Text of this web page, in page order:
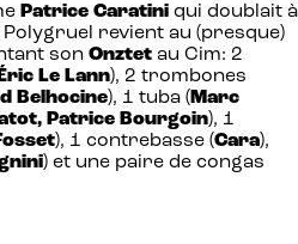
Patrice Caratini qui doublait à
revient au (presque)
son Onztet au Cim: 2
Le Lann), 2 trombones
Belhocine), 1 tuba ( Marc
Patrice Bourgoin), 1
), 1 contrebasse (Cara),
) et une paire de congas